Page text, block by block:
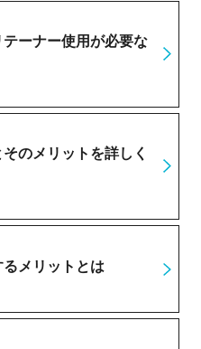
ーナー使用が必要な
のメリットを詳しく
メリットとは